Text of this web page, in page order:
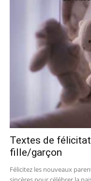
Textes de
fille/garçon
Félicitez les nouveaux